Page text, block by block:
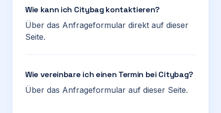
Wie kann ich Citybag kontaktieren?
Über das Anfrageformular direkt auf dieser
Seite.
Wie vereinbare ich einen Termin bei Citybag?
Über das Anfrageformular auf dieser Seite.